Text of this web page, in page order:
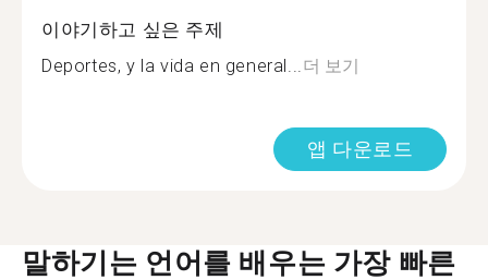
이야기하고 싶은 주제
Deportes, y la vida en general... 더 보기
앱 다운로드
말하기는 언어를 배우는 가장 빠른